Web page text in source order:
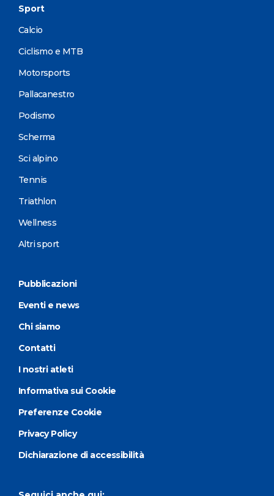
Sport
Calcio
Ciclismo e MTB
Motorsports
Pallacanestro
Podismo
Scherma
Sci alpino
Tennis
Triathlon
Wellness
Altri sport
Pubblicazioni
Eventi e news
Chi siamo
Contatti
I nostri atleti
Informativa sui Cookie
Preferenze Cookie
Privacy Policy
Dichiarazione di accessibilità